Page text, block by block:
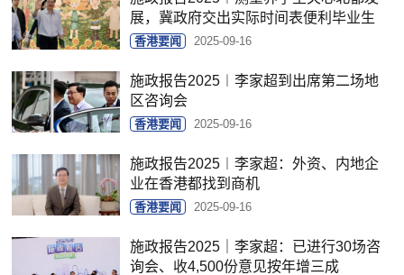
展，冀政府交出实际时间表便利毕业生
香港要闻 2025-09-16
施政报告2025︱李家超到出席第二场地
区咨询会
香港要闻 2025-09-16
施政报告2025︱李家超：外资、内地企
业在香港都找到商机
香港要闻 2025-09-16
施政报告2025｜李家超：已进行30场咨
询会、收4,500份意见按年增三成